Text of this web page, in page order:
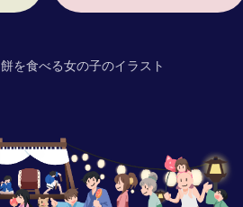
餅を食べる女の子のイラスト